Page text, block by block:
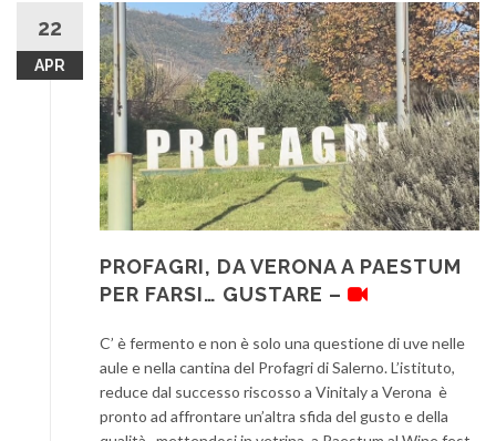
22
APR
PROFAGRI, DA VERONA A PAESTUM
PER FARSI… GUSTARE –
C’ è fermento e non è solo una questione di uve nelle
aule e nella cantina del Profagri di Salerno. L’istituto,
reduce dal successo riscosso a Vinitaly a Verona è
pronto ad affrontare un’altra sfida del gusto e della